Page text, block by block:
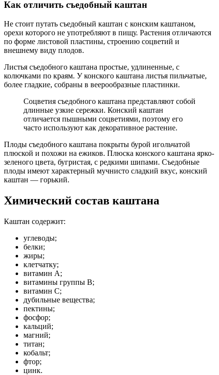
Как отличить съедобный каштан
Не стоит путать съедобный каштан с конским каштаном,
орехи которого не употребляют в пищу. Растения отличаются
по форме листовой пластины, строению соцветий и
внешнему виду плодов.
Листья съедобного каштана простые, удлиненные, с
колючками по краям. У конского каштана листья пильчатые,
более гладкие, собраны в веерообразные пластинки.
Соцветия съедобного каштана представляют собой
длинные узкие сережки. Конский каштан
отличается пышными соцветиями, поэтому его
часто используют как декоративное растение.
Плоды съедобного каштана покрыты бурой игольчатой
плюской и похожи на ежиков. Плюска конского каштана ярко-
зеленого цвета, бугристая, с редкими шипами. Съедобные
плоды имеют характерный мучнисто сладкий вкус, конский
каштан — горький.
Химический состав каштана
Каштан содержит:
углеводы;
белки;
жиры;
клетчатку;
витамин А;
витамины группы В;
витамин С;
дубильные вещества;
пектины;
фосфор;
кальций;
магний;
титан;
кобальт;
фтор;
цинк.